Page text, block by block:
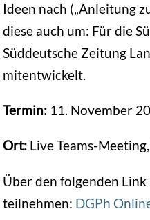
Ideen nach („Anleitung
diese auch um: Für die
Süddeutsche Zeitung
mitentwickelt.
Termin: 11. November
Ort: Live Teams-
Über den folgenden Link
teilnehmen: DGPh